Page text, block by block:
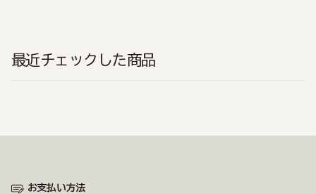
最近チェックした商品
お支払い方法